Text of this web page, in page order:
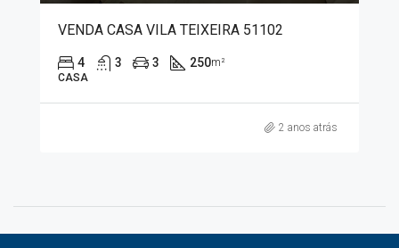
VENDA CASA VILA TEIXEIRA 51102
4 3 3 250m²
CASA
2 anos atrás